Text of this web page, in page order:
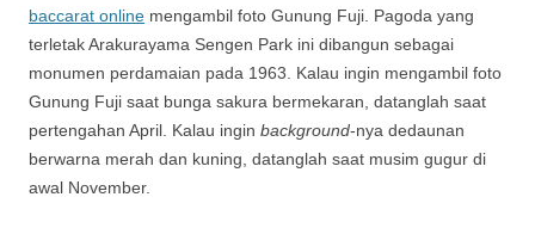
baccarat online mengambil foto Gunung Fuji. Pagoda yang
terletak Arakurayama Sengen Park ini dibangun sebagai
monumen perdamaian pada 1963. Kalau ingin mengambil foto
Gunung Fuji saat bunga sakura bermekaran, datanglah saat
pertengahan April. Kalau ingin background-nya dedaunan
berwarna merah dan kuning, datanglah saat musim gugur di
awal November.